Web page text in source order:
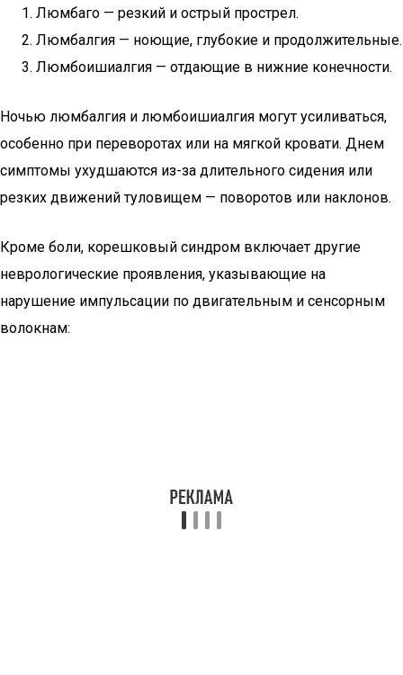
Люмбаго — резкий и острый прострел.
Люмбалгия — ноющие, глубокие и продолжительные.
Люмбоишиалгия — отдающие в нижние конечности.
Ночью люмбалгия и люмбоишиалгия могут усиливаться,
особенно при переворотах или на мягкой кровати. Днем
симптомы ухудшаются из-за длительного сидения или
резких движений туловищем — поворотов или наклонов.
Кроме боли, корешковый синдром включает другие
неврологические проявления, указывающие на
нарушение импульсации по двигательным и сенсорным
волокнам: